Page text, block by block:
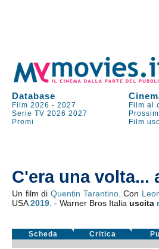
Database
Film 2026 -2027 Film al
Serie TV 2026 2027
Premi
Film
C'era una volta...
Un film diQuentin Tarantino. Con
USA2019 . - Warner Bros Italiauscita
Scheda Critica